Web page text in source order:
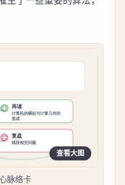
查看大图
脉络卡